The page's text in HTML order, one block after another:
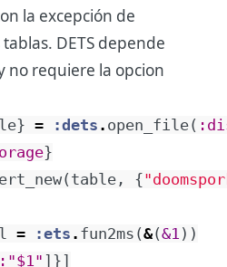
la excepción de
DETS depende
no requiere la opcion
} = :dets . open_file(
}
( table , {
= :ets . fun2ms (&(&1 ) )
:"$1" ] }]